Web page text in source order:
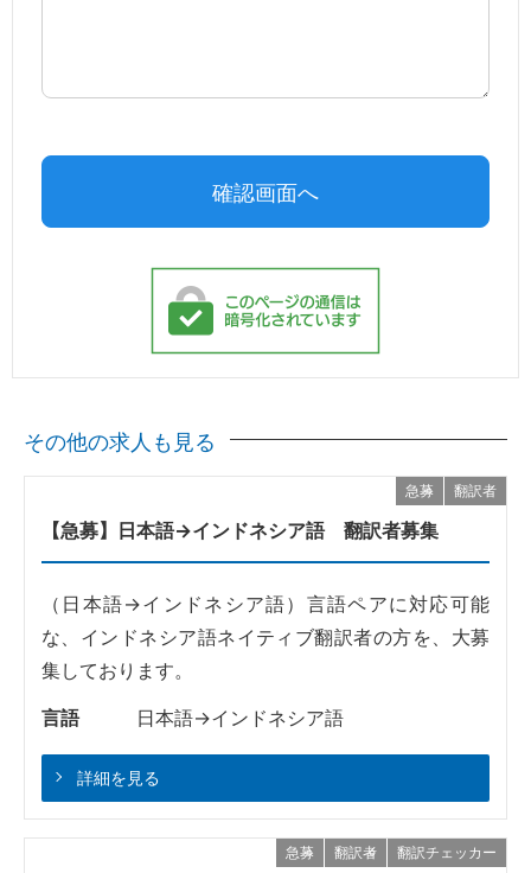
その他の求人も見る
急募 翻訳者
【急募】日本語→インドネシア語 翻訳者募集
（日本語→インドネシア語）言語ペアに対応可能
な、インドネシア語ネイティブ翻訳者の方を、大募
集しております。
言語
日本語→インドネシア語
詳細を見る
急募 翻訳者 翻訳チェッカー